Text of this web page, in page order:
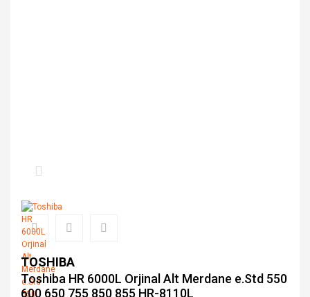
TOSHIBA
Toshiba HR 6000L Orjinal Alt Merdane e.Std 550
600 650 755 850 855 HR-8110L